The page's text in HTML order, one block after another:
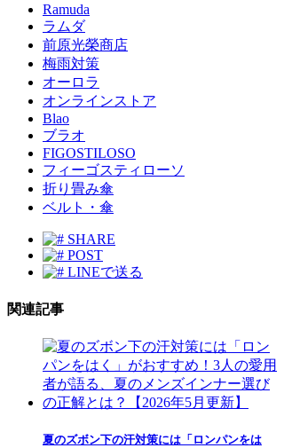
Ramuda
ラムダ
前原光榮商店
梅雨対策
オーロラ
オンラインストア
Blao
ブラオ
FIGOSTILOSO
フィーゴスティローソ
折り畳み傘
ベルト・傘
SHARE
POST
LINEで送る
関連記事
夏のズボン下の汗対策には「ロンパンをは